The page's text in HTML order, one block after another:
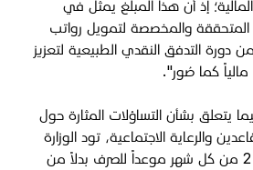
إذ أن هذا المبلغ يمثل في
المتحققة والمخصصة لتمويل رواتب
دورة التدفق النقدي الطبيعية لتعزيز
مالياً كما صُور".
يتعلق بشأن التساؤلات المثارة حول
والرعاية الاجتماعية، تود الوزارة
التوضيح بأن تحديد يوم 2 من كل شهر موعداً للصرف بدلاً من